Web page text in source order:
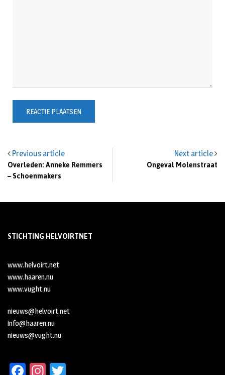
Previous article
Overleden: Anneke Remmers
– Schoenmakers
Next article
Ongeval Molenstraat
STICHTING HELVOIRTNET
www.helvoirt.net
www.haaren.nu
www.vught.nu
nieuws@helvoirt.net
info@haaren.nu
nieuws@vught.nu
Fa In